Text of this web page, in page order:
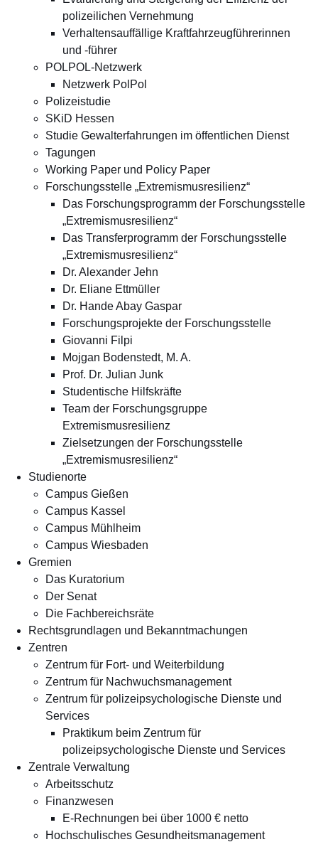
polizeilichen Vernehmung
Verhaltensauffällige Kraftfahrzeugführerinnen
und -führer
POLPOL-Netzwerk
Netzwerk PolPol
Polizeistudie
SKiD Hessen
Studie Gewalterfahrungen im öffentlichen Dienst
Tagungen
Working Paper und Policy Paper
Forschungsstelle „Extremismusresilienz“
Das Forschungsprogramm der Forschungsstelle
„Extremismusresilienz“
Das Transferprogramm der Forschungsstelle
„Extremismusresilienz“
Dr. Alexander Jehn
Dr. Eliane Ettmüller
Dr. Hande Abay Gaspar
Forschungsprojekte der Forschungsstelle
Giovanni Filpi
Mojgan Bodenstedt, M. A.
Prof. Dr. Julian Junk
Studentische Hilfskräfte
Team der Forschungsgruppe
Extremismusresilienz
Zielsetzungen der Forschungsstelle
„Extremismusresilienz“
Studienorte
Campus Gießen
Campus Kassel
Campus Mühlheim
Campus Wiesbaden
Gremien
Das Kuratorium
Der Senat
Die Fachbereichsräte
Rechtsgrundlagen und Bekanntmachungen
Zentren
Zentrum für Fort- und Weiterbildung
Zentrum für Nachwuchsmanagement
Zentrum für polizeipsychologische Dienste und
Services
Praktikum beim Zentrum für
polizeipsychologische Dienste und Services
Zentrale Verwaltung
Arbeitsschutz
Finanzwesen
E-Rechnungen bei über 1000 € netto
Hochschulisches Gesundheitsmanagement